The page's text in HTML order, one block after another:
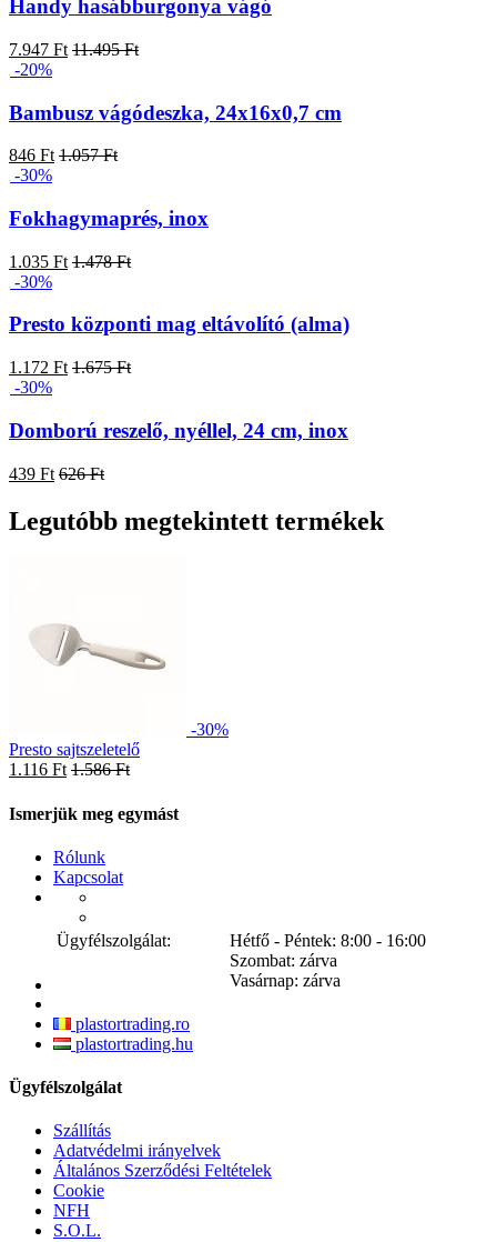
Handy hasábburgonya vágó
7.947 Ft 11.495 Ft
-20%
Bambusz vágódeszka, 24x16x0,7 cm
846 Ft 1.057 Ft
-30%
Fokhagymaprés, inox
1.035 Ft 1.478 Ft
-30%
Presto központi mag eltávolító (alma)
1.172 Ft 1.675 Ft
-30%
Domború reszelő, nyéllel, 24 cm, inox
439 Ft 626 Ft
Legutóbb megtekintett termékek
-30%
Presto sajtszeletelő
1.116 Ft 1.586 Ft
Ismerjük meg egymást
Rólunk
Kapcsolat
Ügyfélszolgálat:
Hétfő - Péntek: 8:00 - 16:00
Szombat: zárva
Vasárnap: zárva
plastortrading.ro
plastortrading.hu
Ügyfélszolgálat
Szállítás
Adatvédelmi irányelvek
Általános Szerződési Feltételek
Cookie
NFH
S.O.L.